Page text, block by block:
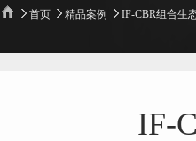
首页 精品案例 IF-CBR组合生
IF-